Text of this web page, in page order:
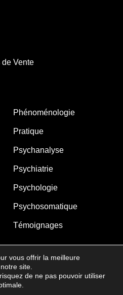
Vente
Phénoménologie
Pratique
Psychanalyse
Psychiatrie
Psychologie
Psychosomatique
Témoignages
2025 – La Gouberdière
de Blagny
vous offrir la meilleure
site.
de ne pas pouvoir utiliser